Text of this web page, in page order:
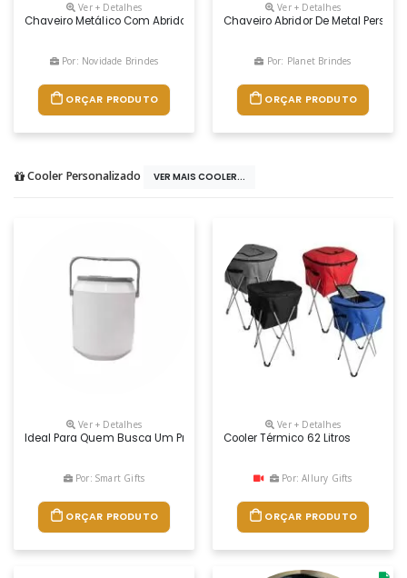
Ver + Detalhes
Chaveiro Metálico Com Abridor De Garrafas E Argola De Ferro
Por: Novidade Brindes
ORÇAR PRODUTO
Ver + Detalhes
Chaveiro Abridor De Metal
Por: Planet Brindes
ORÇAR PRODUTO
Cooler Personalizado VER MAIS COOLER...
Ver + Detalhes
Ideal Para Quem Busca Um Presente Criativo, Útil E Personalizável!
Por: Smart Gifts
ORÇAR PRODUTO
Ver + Detalhes
Cooler Térmico 62 Litros
Por: Allury Gifts
ORÇAR PRODUTO